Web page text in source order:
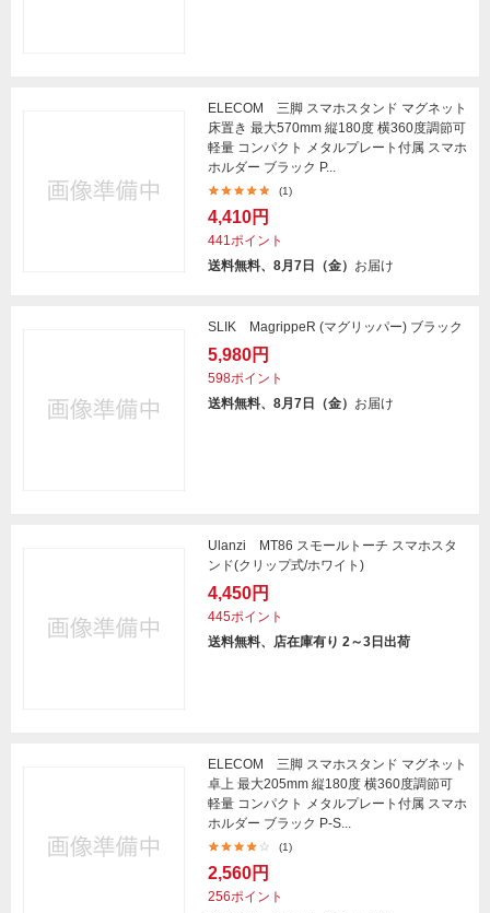
ELECOM 三脚 スマホスタンド マグネット
床置き 最大570mm 縦180度 横360度調節可
軽量 コンパクト メタルプレート付属 スマホ
ホルダー ブラック P...
(1)
4,410円
441ポイント
送料無料、8月7日（金） お届け
SLIK MagrippeR (マグリッパー) ブラック
5,980円
598ポイント
送料無料、8月7日（金） お届け
Ulanzi MT86 スモールトーチ スマホスタ
ンド(クリップ式/ホワイト)
4,450円
445ポイント
送料無料、店在庫有り 2～3日出荷
ELECOM 三脚 スマホスタンド マグネット
卓上 最大205mm 縦180度 横360度調節可
軽量 コンパクト メタルプレート付属 スマホ
ホルダー ブラック P-S...
(1)
2,560円
256ポイント